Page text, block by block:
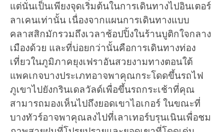
แต่นั่นเป็นเพียงจุดเริ่มต้นในการเดินทางไปอินเตอร์
ลาเคนเท่านั้น เนื่องจากแผนการเดินทางแบบ
คลาสสิกมักรวมถึงเวลาช้อปปิ้งในร้านบูติกใจกลาง
เมืองด้วย และที่บ่อยกว่านั้นคือการเดินทางท่อง
เที่ยวในภูมิภาคยุงเฟราอันสวยงามทางตอนใต้
แพคเกจบางประเภทอาจพาคุณกระโดดขึ้นรถไฟ
ภูเขาไปยังกรินเดลวัลด์เพื่อขึ้นรถกระเช้าที่คุณ
สามารถมองเห็นไปถึงยอดเขาไอเกอร์ ในขณะที่
บางทัวร์อาจพาคุณลงไปที่เลาเทอร์บรุนเนินเพื่อชม